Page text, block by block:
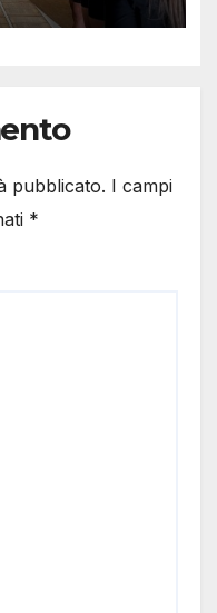
pubblicato. I campi
*